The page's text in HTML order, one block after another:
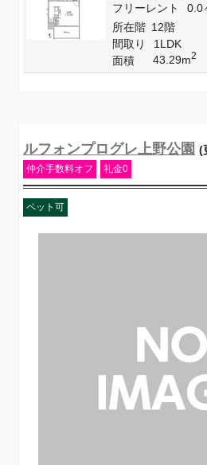
フリーレント
0.0
所在階 12階
間取り
1LDK
面積
43.29m2
ルフォンプログレ上野公園 (
仲介手数料オフ 礼金0
ペット可